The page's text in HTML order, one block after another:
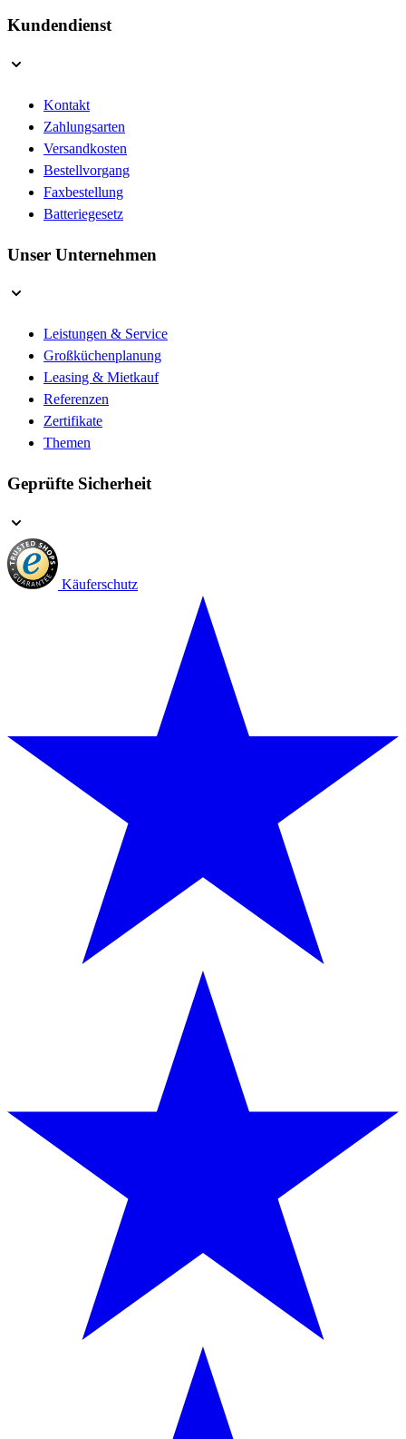
Kundendienst
Kontakt
Zahlungsarten
Versandkosten
Bestellvorgang
Faxbestellung
Batteriegesetz
Unser Unternehmen
Leistungen & Service
Großküchenplanung
Leasing & Mietkauf
Referenzen
Zertifikate
Themen
Geprüfte Sicherheit
Käuferschutz